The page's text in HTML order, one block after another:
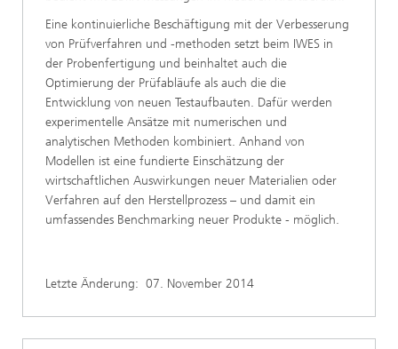
Eine kontinuierliche Beschäftigung mit der Verbesserung
von Prüfverfahren und -methoden setzt beim IWES in
der Probenfertigung und beinhaltet auch die
Optimierung der Prüfabläufe als auch die die
Entwicklung von neuen Testaufbauten. Dafür werden
experimentelle Ansätze mit numerischen und
analytischen Methoden kombiniert. Anhand von
Modellen ist eine fundierte Einschätzung der
wirtschaftlichen Auswirkungen neuer Materialien oder
Verfahren auf den Herstellprozess – und damit ein
umfassendes Benchmarking neuer Produkte - möglich.
Letzte Änderung: 07. November 2014